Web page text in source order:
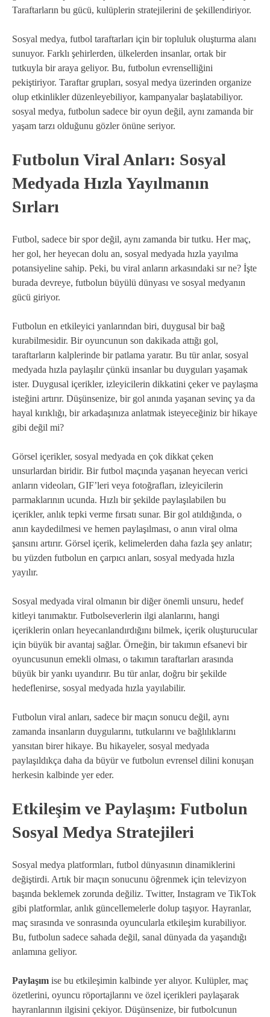
Taraftarların bu gücü, kulüplerin stratejilerini de şekillendiriyor.
Sosyal medya, futbol taraftarları için bir topluluk oluşturma alanı
sunuyor. Farklı şehirlerden, ülkelerden insanlar, ortak bir
tutkuyla bir araya geliyor. Bu, futbolun evrenselliğini
pekiştiriyor. Taraftar grupları, sosyal medya üzerinden organize
olup etkinlikler düzenleyebiliyor, kampanyalar başlatabiliyor.
sosyal medya, futbolun sadece bir oyun değil, aynı zamanda bir
yaşam tarzı olduğunu gözler önüne seriyor.
Futbolun Viral Anları: Sosyal
Medyada Hızla Yayılmanın
Sırları
Futbol, sadece bir spor değil, aynı zamanda bir tutku. Her maç,
her gol, her heyecan dolu an, sosyal medyada hızla yayılma
potansiyeline sahip. Peki, bu viral anların arkasındaki sır ne? İşte
burada devreye, futbolun büyülü dünyası ve sosyal medyanın
gücü giriyor.
Futbolun en etkileyici yanlarından biri, duygusal bir bağ
kurabilmesidir. Bir oyuncunun son dakikada attığı gol,
taraftarların kalplerinde bir patlama yaratır. Bu tür anlar, sosyal
medyada hızla paylaşılır çünkü insanlar bu duyguları yaşamak
ister. Duygusal içerikler, izleyicilerin dikkatini çeker ve paylaşma
isteğini artırır. Düşünsenize, bir gol anında yaşanan sevinç ya da
hayal kırıklığı, bir arkadaşınıza anlatmak isteyeceğiniz bir hikaye
gibi değil mi?
Görsel içerikler, sosyal medyada en çok dikkat çeken
unsurlardan biridir. Bir futbol maçında yaşanan heyecan verici
anların videoları, GIF’leri veya fotoğrafları, izleyicilerin
parmaklarının ucunda. Hızlı bir şekilde paylaşılabilen bu
içerikler, anlık tepki verme fırsatı sunar. Bir gol atıldığında, o
anın kaydedilmesi ve hemen paylaşılması, o anın viral olma
şansını artırır. Görsel içerik, kelimelerden daha fazla şey anlatır;
bu yüzden futbolun en çarpıcı anları, sosyal medyada hızla
yayılır.
Sosyal medyada viral olmanın bir diğer önemli unsuru, hedef
kitleyi tanımaktır. Futbolseverlerin ilgi alanlarını, hangi
içeriklerin onları heyecanlandırdığını bilmek, içerik oluşturucular
için büyük bir avantaj sağlar. Örneğin, bir takımın efsanevi bir
oyuncusunun emekli olması, o takımın taraftarları arasında
büyük bir yankı uyandırır. Bu tür anlar, doğru bir şekilde
hedeflenirse, sosyal medyada hızla yayılabilir.
Futbolun viral anları, sadece bir maçın sonucu değil, aynı
zamanda insanların duygularını, tutkularını ve bağlılıklarını
yansıtan birer hikaye. Bu hikayeler, sosyal medyada
paylaşıldıkça daha da büyür ve futbolun evrensel dilini konuşan
herkesin kalbinde yer eder.
Etkileşim ve Paylaşım: Futbolun
Sosyal Medya Stratejileri
Sosyal medya platformları, futbol dünyasının dinamiklerini
değiştirdi. Artık bir maçın sonucunu öğrenmek için televizyon
başında beklemek zorunda değiliz. Twitter, Instagram ve TikTok
gibi platformlar, anlık güncellemelerle dolup taşıyor. Hayranlar,
maç sırasında ve sonrasında oyuncularla etkileşim kurabiliyor.
Bu, futbolun sadece sahada değil, sanal dünyada da yaşandığı
anlamına geliyor.
Paylaşım ise bu etkileşimin kalbinde yer alıyor. Kulüpler, maç
özetlerini, oyuncu röportajlarını ve özel içerikleri paylaşarak
hayranlarının ilgisini çekiyor. Düşünsenize, bir futbolcunun